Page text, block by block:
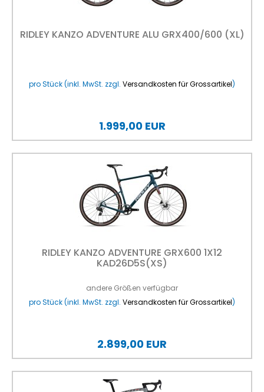
RIDLEY KANZO ADVENTURE ALU GRX400/600 (XL)
pro Stück (inkl. MwSt. zzgl. Versandkosten für Grossartikel)
1.999,00 EUR
RIDLEY KANZO ADVENTURE GRX600 1X12
KAD26D5S(XS)
andere Größen verfügbar
pro Stück (inkl. MwSt. zzgl. Versandkosten für Grossartikel)
2.899,00 EUR